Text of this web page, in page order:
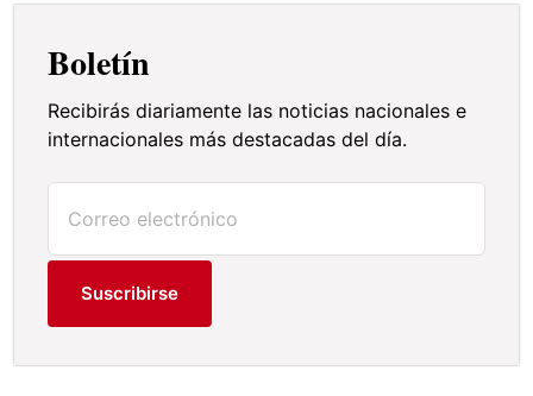
Boletín
Recibirás diariamente las noticias nacionales e
internacionales más destacadas del día.
Suscribirse